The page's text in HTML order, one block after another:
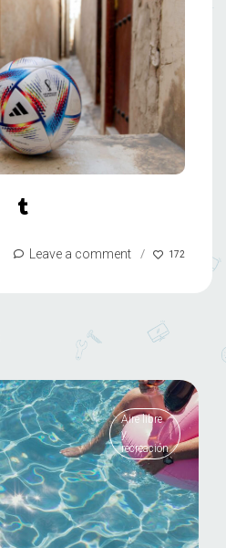
Leave a comment 172
Aire libre
y
recreación